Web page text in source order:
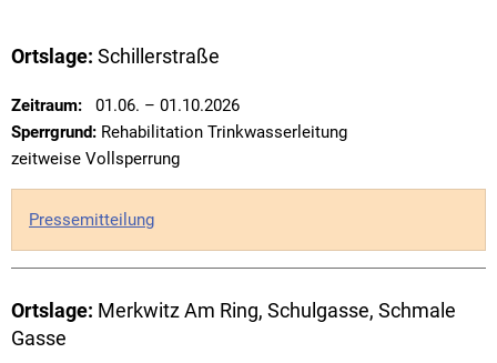
Ortslage: Schillerstraße
Zeitraum: 01.06. – 01.10.2026
Sperrgrund: Rehabilitation Trinkwasserleitung
zeitweise Vollsperrung
Pressemitteilung
Ortslage: Merkwitz Am Ring, Schulgasse, Schmale
Gasse